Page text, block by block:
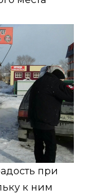
при
к ним